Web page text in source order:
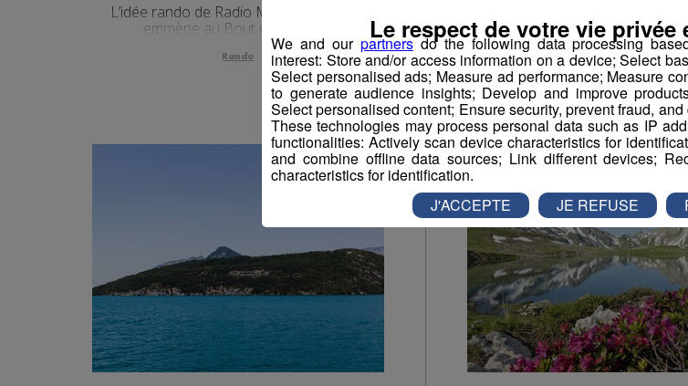
L’idée rando de Radio Mont Blanc vous
emmène au Bout du Monde !
Rando
emmène au Désert de
Rando
We and our partnersdo the following data processing
interest: Store and/or access information on a device; Select
Select personalised ads; Measure ad performance; Measure
to generate audience insights; Develop and improve
Select personalised content; Ensure security, prevent fraud,
These technologies may process personal data such as IP
functionalities: Actively scan device characteristics for
and combine offline data sources; Link different devices;
characteristics for identification.
Le respect de votre vie
J'ACCEPTE JE REFUSE